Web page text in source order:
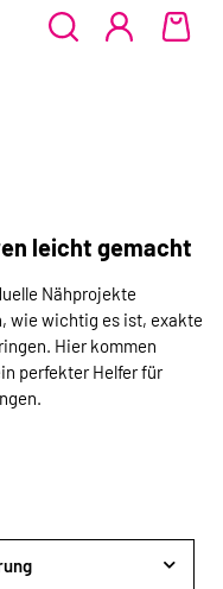
leicht gemacht
Nähprojekte
wie wichtig es ist, exakte
Hier kommen
perfekter Helfer für